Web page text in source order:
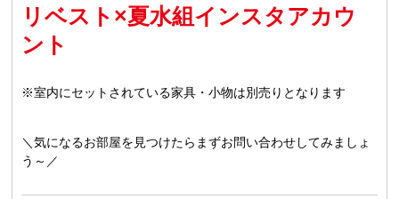
リベスト×夏水組インスタアカウ
ント
※室内にセットされている家具・小物は別売りとなります
＼気になるお部屋を見つけたらまずお問い合わせしてみましょ
う～／